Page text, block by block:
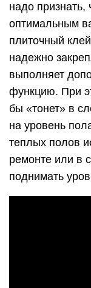
надо
оптимальным
плиточный клей
надежно
выполняет
функцию. При
бы «тонет» в
на уровень
теплых полов
ремонте или в
поднимать